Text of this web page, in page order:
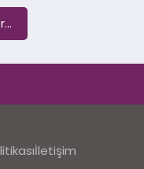
İletişim